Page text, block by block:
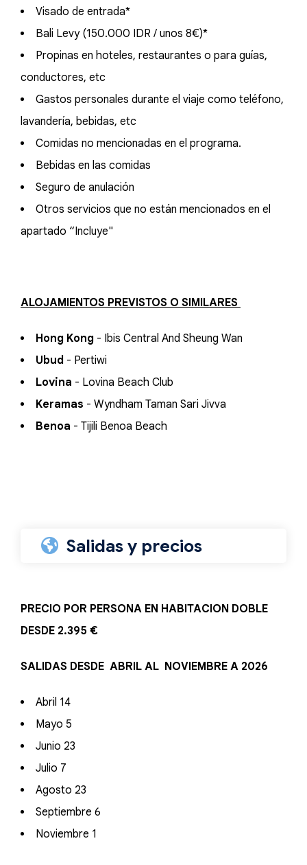
Visado de entrada*
Bali Levy (150.000 IDR / unos 8€)*
Propinas en hoteles, restaurantes o para guías,
conductores, etc
Gastos personales durante el viaje como teléfono,
lavandería, bebidas, etc
Comidas no mencionadas en el programa.
Bebidas en las comidas
Seguro de anulación
Otros servicios que no están mencionados en el
apartado “Incluye"
ALOJAMIENTOS PREVISTOS O SIMILARES
Hong Kong - Ibis Central And Sheung Wan
Ubud - Pertiwi
Lovina - Lovina Beach Club
Keramas - Wyndham Taman Sari Jivva
Benoa - Tijili Benoa Beach
Salidas y precios
PRECIO POR PERSONA EN HABITACION DOBLE
DESDE 2.395 €
SALIDAS DESDE ABRIL AL NOVIEMBRE A 2026
Abril 14
Mayo 5
Junio 23
Julio 7
Agosto 23
Septiembre 6
Noviembre 1